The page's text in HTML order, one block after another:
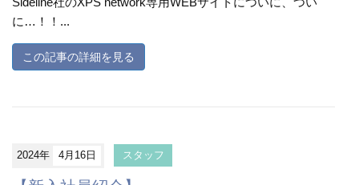
に…！！...
この記事の詳細を見る
2024年 4月16日 スタッフ